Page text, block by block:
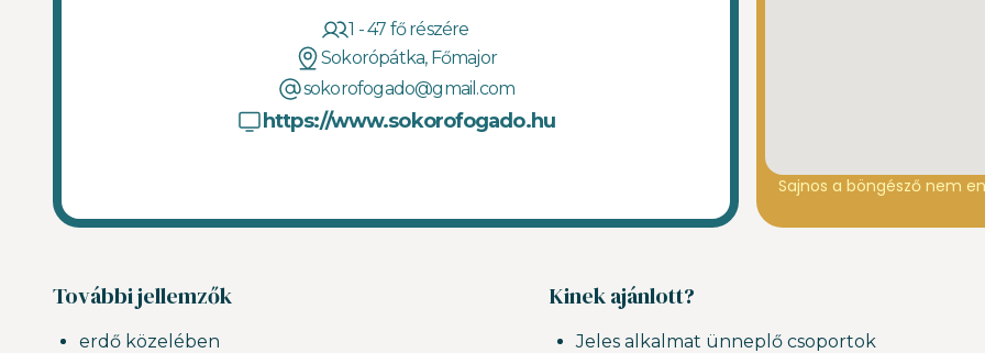
1 - 47 fő részére
Sokorópátka, Főmajor
sokorofogado@gmail.com
https://www.sokorofogado.hu
Sajnos a böngésző nem
További jellemzők
erdő közelében
Kinek ajánlott?
Jeles alkalmat ünneplő csoportok